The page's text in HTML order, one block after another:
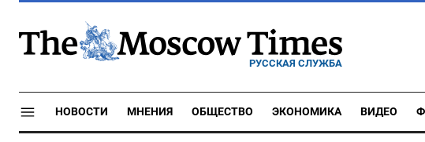
РУССКАЯ СЛУЖБА
НОВОСТИ МНЕНИЯ ОБЩЕСТВО ЭКОНОМИКА ВИДЕО